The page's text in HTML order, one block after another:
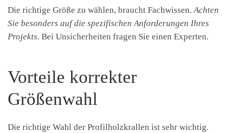
Die richtige Größe zu wählen, braucht Fachwissen.Achten
Sie besonders auf die spezifischen Anforderungen Ihres
Projekts. Bei Unsicherheiten fragen Sie einen Experten.
Vorteile korrekter
Größenwahl
Die richtige Wahl der Profilholzkrallen ist sehr wichtig.